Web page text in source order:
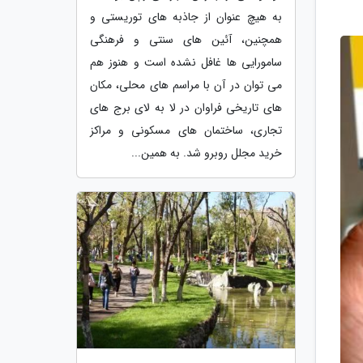
به هیچ عنوان از جاذبه های توریستی و
همچنین، آئین های سنتی و فرهنگی
سامورایی ها غافل نشده است و هنوز هم
می توان در آن با مراسم های محلی، مکان
های تاریخی فراوان در لا به لای برج های
تجاری، ساختمان های مسکونی و مراکز
خرید مجلل روبرو شد. به همین...